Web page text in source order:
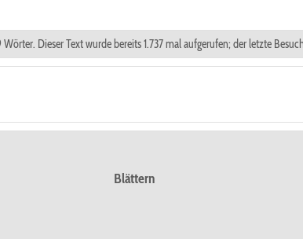
Dieser Text wurde bereits 1.737 mal aufgerufen; der letzte
Blättern